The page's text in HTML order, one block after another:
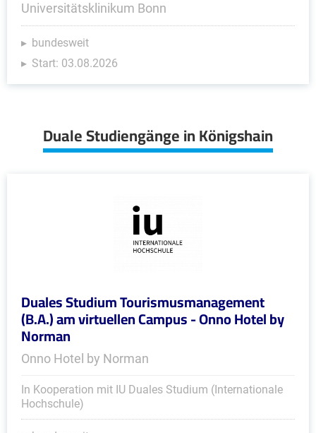
Universitätsklinikum Bonn
bundesweit
Start: 03.08.2026
Duale Studiengänge in Königshain
Duales Studium Tourismusmanagement
(B.A.) am virtuellen Campus - Onno Hotel by
Norman
Onno Hotel by Norman
In Kooperation mit IU Duales Studium (Internationale
Hochschule)